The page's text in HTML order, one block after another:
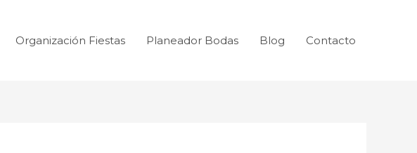
Organización Fiestas Planeador Bodas Blog Contacto